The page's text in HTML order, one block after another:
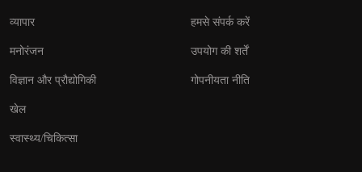
व्यापार
मनोरंजन
विज्ञान और प्रौद्योगिकी
खेल
स्वास्थ्य/चिकित्सा
हमसे संपर्क करें
उपयोग की शर्तें
गोपनीयता नीति